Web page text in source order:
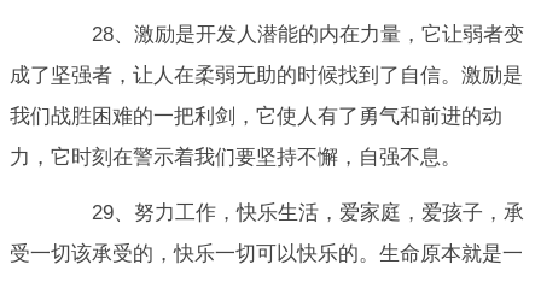
28、激励是开发人潜能的内在力量，它让弱者变
成了坚强者，让人在柔弱无助的时候找到了自信。激励是
我们战胜困难的一把利剑，它使人有了勇气和前进的动
力，它时刻在警示着我们要坚持不懈，自强不息。
29、努力工作，快乐生活，爱家庭，爱孩子，承
受一切该承受的，快乐一切可以快乐的。生命原本就是一